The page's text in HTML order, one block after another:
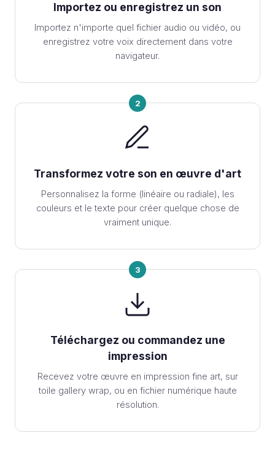
Importez ou enregistrez un son
Importez n'importe quel fichier audio ou vidéo, ou
enregistrez votre voix directement dans votre
navigateur.
2
Transformez votre son en œuvre d'art
Personnalisez la forme (linéaire ou radiale), les
couleurs et le texte pour créer quelque chose de
vraiment unique.
3
Téléchargez ou commandez une
impression
Recevez votre œuvre en impression fine art, sur
toile gallery wrap, ou en fichier numérique haute
résolution.